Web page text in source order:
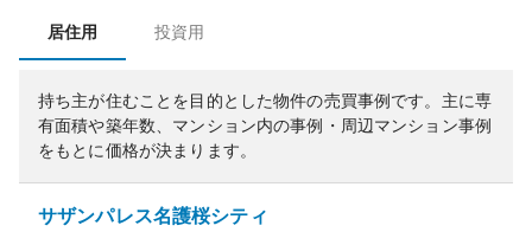
居住用 投資用
持ち主が住むことを目的とした物件の売買事例です。 主に専
有面積や築年数、マンション内の事例・周辺マンション事例
をもとに価格が決まります。
サザンパレス名護桜シティ